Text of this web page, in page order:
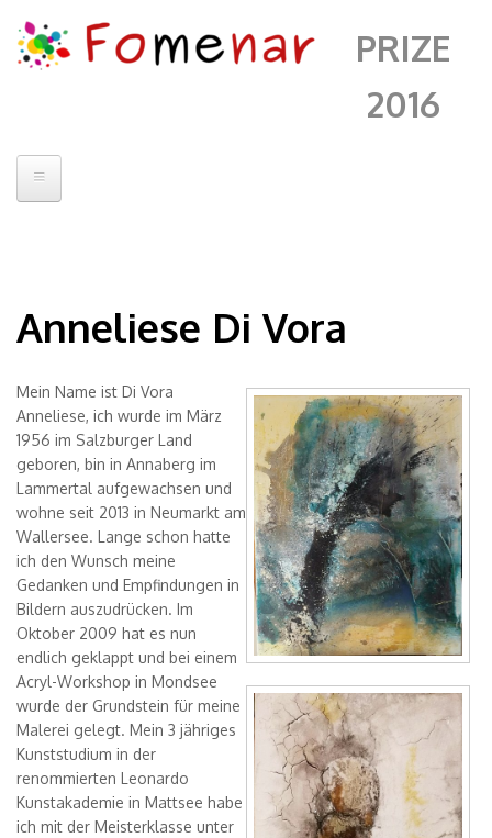
PRIZE
2016
Jury
Fomenar
Alberto Sanchez
Andrii Chenko
Angela Mastropierro
Anneliese Di Vora
ArenibyRasaco
Arianna Niero
Art Golacki
Christopher Ruane
Ciro Di Fiore - Daniel
Dmitri Matkovsky
Dzmitryi Kashtalyan
Eugenia Shchukina
Anneliese Di Vora
Mein Name ist Di Vora
Anneliese, ich wurde im März
1956 im Salzburger Land
geboren, bin in Annaberg im
Lammertal aufgewachsen und
wohne seit 2013 in Neumarkt am
Wallersee. Lange schon hatte
ich den Wunsch meine
Gedanken und Empfindungen in
Bildern auszudrücken. Im
Oktober 2009 hat es nun
endlich geklappt und bei einem
Acryl-Workshop in Mondsee
wurde der Grundstein für meine
Malerei gelegt. Mein 3 jähriges
Kunststudium in der
renommierten Leonardo
Kunstakademie in Mattsee habe
ich mit der Meisterklasse unter
Wimsener Höhle
in sich gefangen